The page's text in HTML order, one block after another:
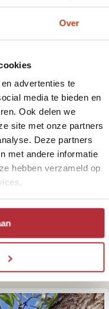
Over
advertenties te
media te bieden en
Ook delen we
site met onze partners
Deze partners
met andere informatie
hebben verzameld op
+3 foto('s)
we de
aan